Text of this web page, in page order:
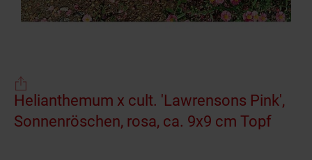
Helianthemum x cult. 'Lawrensons Pink',
Sonnenröschen, rosa, ca. 9x9 cm Topf